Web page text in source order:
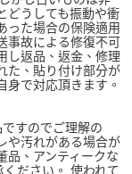
どうしても振動や衝
った場合の保険適用
事故による修復不可
し返品、返金、修理
た、貼り付け部分が
身で対応頂きます。
すのでご理解の
や汚れがある場合が
品、アンティークな
ださい。 使われて